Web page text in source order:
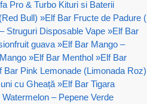
Pro & Turbo Kituri si Baterii
Bull) »Elf Bar Fructe de Padure (
Struguri Disposable Vape »Elf Bar
guava »Elf Bar Mango –
»Elf Bar Menthol »Elf Bar
Bar Pink Lemonade (Limonada Roz)
cu Gheață »Elf Bar Tigara
Watermelon – Pepene Verde